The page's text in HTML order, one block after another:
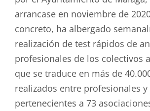
arrancase en noviembre de
concreto, ha albergado
realización de test rápidos de
profesionales de los colectivos
que se traduce en más de
realizados entre profesionales
pertenecientes a 73